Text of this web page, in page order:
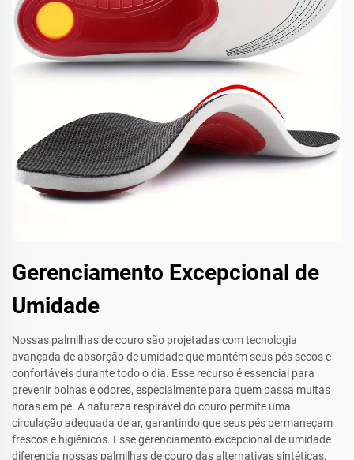
Gerenciamento Excepcional de
Umidade
Nossas palmilhas de couro são projetadas com tecnologia
avançada de absorção de umidade que mantém seus pés secos e
confortáveis durante todo o dia. Esse recurso é essencial para
prevenir bolhas e odores, especialmente para quem passa muitas
horas em pé. A natureza respirável do couro permite uma
circulação adequada de ar, garantindo que seus pés permaneçam
frescos e higiênicos. Esse gerenciamento excepcional de umidade
diferencia nossas palmilhas de couro das alternativas sintéticas,